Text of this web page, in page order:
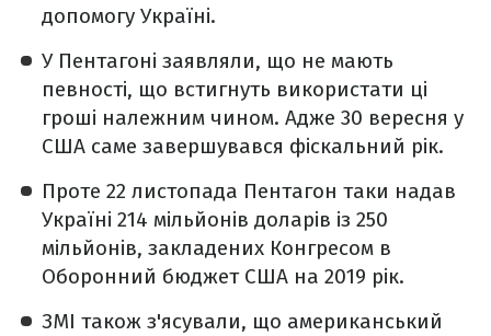
допомогу Україні.
У Пентагоні заявляли, що не мають
певності, що встигнуть використати ці
гроші належним чином. Адже 30 вересня у
США саме завершувався фіскальний рік.
Проте 22 листопада Пентагон таки надав
Україні 214 мільйонів доларів із 250
мільйонів, закладених Конгресом в
Оборонний бюджет США на 2019 рік.
ЗМІ також з'ясували, що американський